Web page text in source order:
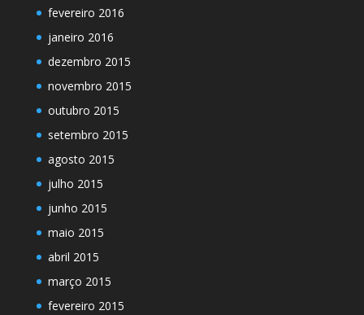
fevereiro 2016
janeiro 2016
dezembro 2015
novembro 2015
outubro 2015
setembro 2015
agosto 2015
julho 2015
junho 2015
maio 2015
abril 2015
março 2015
fevereiro 2015